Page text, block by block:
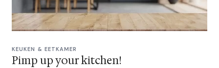
KEUKEN & EETKAMER
Pimp up your kitchen!